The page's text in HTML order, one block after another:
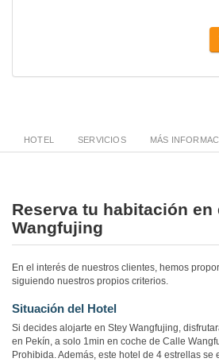
HOTEL SERVICIOS MÁS
Reserva tu habitación en
Wangfujing
En el interés de nuestros clientes, hemos
siguiendo nuestros propios criterios.
Situación del Hotel
Si decides alojarte en Stey Wangfujing,
en Pekín, a solo 1min en coche de Calle
Prohibida. Además, este hotel de 4 estrellas se